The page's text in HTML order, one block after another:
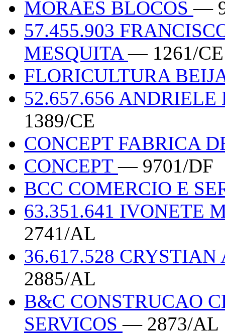
MORAES BLOCOS—
57.455.903
MESQUITA— 1261/CE
FLORICULTURA
52.657.656
1389/CE
CONCEPT FABRICA
CONCEPT— 9701/DF
BCC COMERCIO E
63.351.641 IVONETE
2741/AL
36.617.528
2885/AL
B&C CONSTRUCAO
SERVICOS— 2873/AL